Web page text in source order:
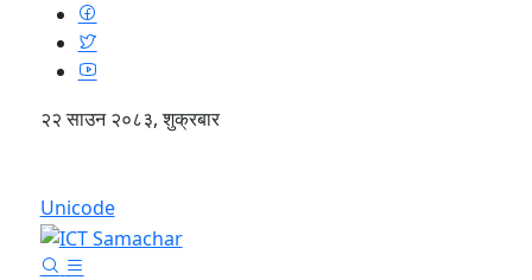
२२ साउन २०८३, शुक्रबार
Unicode